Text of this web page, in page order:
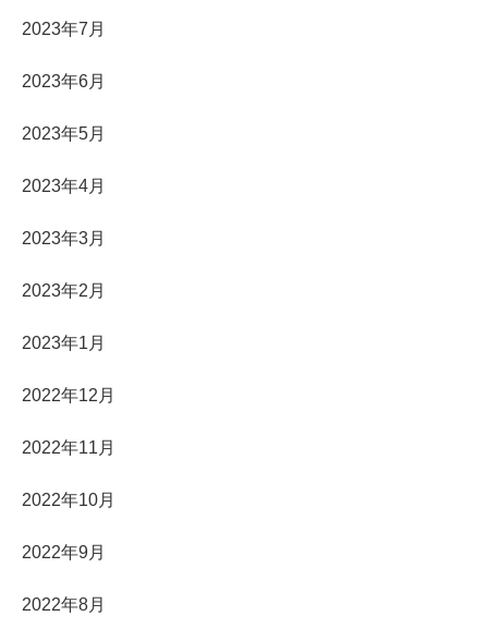
2023年7月
2023年6月
2023年5月
2023年4月
2023年3月
2023年2月
2023年1月
2022年12月
2022年11月
2022年10月
2022年9月
2022年8月